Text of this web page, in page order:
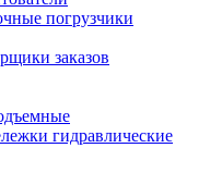
погрузчики
заказов
гидравлические